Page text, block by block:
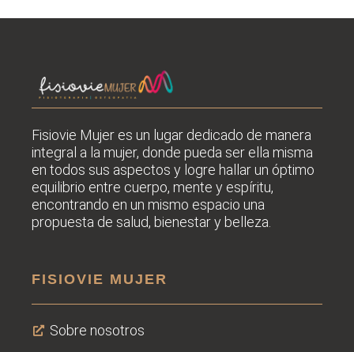
Fisiovie Mujer es un lugar dedicado de manera
integral a la mujer, donde pueda ser ella misma
en todos sus aspectos y logre hallar un óptimo
equilibrio entre cuerpo, mente y espíritu,
encontrando en un mismo espacio una
propuesta de salud, bienestar y belleza.
FISIOVIE MUJER
Sobre nosotros